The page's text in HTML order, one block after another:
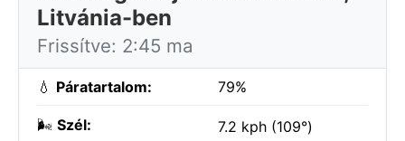
Litvánia-ben
Frissítve: 2:45 ma
💧 Páratartalom: 79%
🌬️ Szél: 7.2 kph (109°)